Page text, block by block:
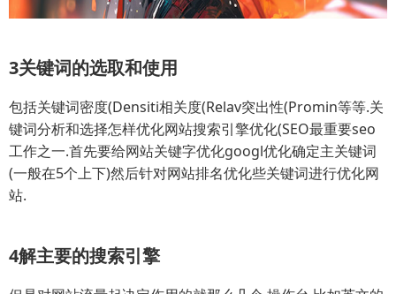
3关键词的选取和使用
包括关键词密度(Densiti相关度(Relav突出性(Promin等等.关
键词分析和选择怎样优化网站搜索引擎优化(SEO最重要seo
工作之一.首先要给网站关键字优化googl优化确定主关键词
(一般在5个上下)然后针对网站排名优化些关键词进行优化网
站.
4解主要的搜索引擎